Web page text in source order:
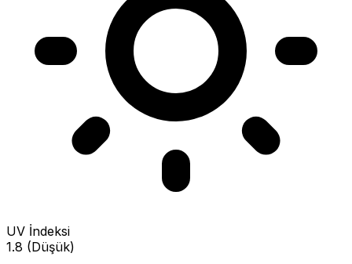
UV İndeksi
1.8 (Düşük)